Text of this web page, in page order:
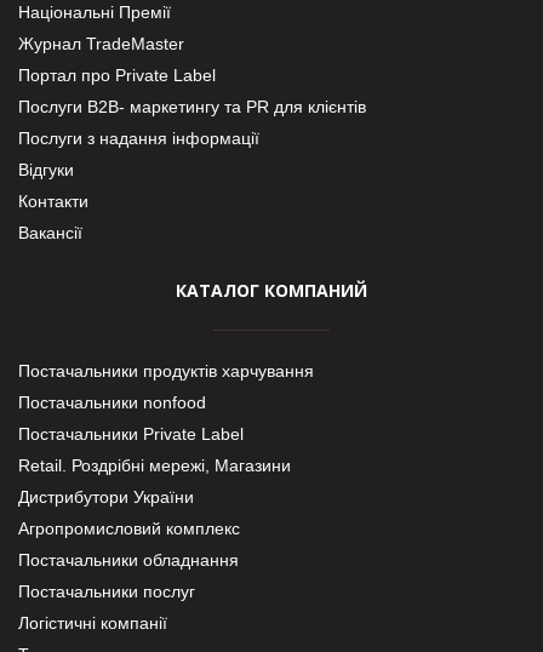
Національні Премії
Журнал TradeMaster
Портал про Private Label
Послуги В2В- маркетингу та PR для клієнтів
Послуги з надання інформації
Відгуки
Контакти
Вакансії
КАТАЛОГ КОМПАНИЙ
Постачальники продуктів харчування
Постачальники nonfood
Постачальники Private Label
Retail. Роздрібні мережі, Магазини
Дистрибутори України
Агропромисловий комплекс
Постачальники обладнання
Постачальники послуг
Логістичні компанії